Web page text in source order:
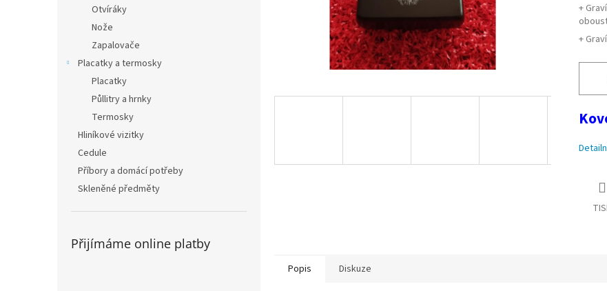
Otvíráky
Nože
Zapalovače
Placatky a termosky
Placatky
Půllitry a hrnky
Termosky
Hliníkové vizitky
Cedule
Příbory a domácí potřeby
Skleněné předměty
Přijímáme online platby
+
+
Popis Diskuze